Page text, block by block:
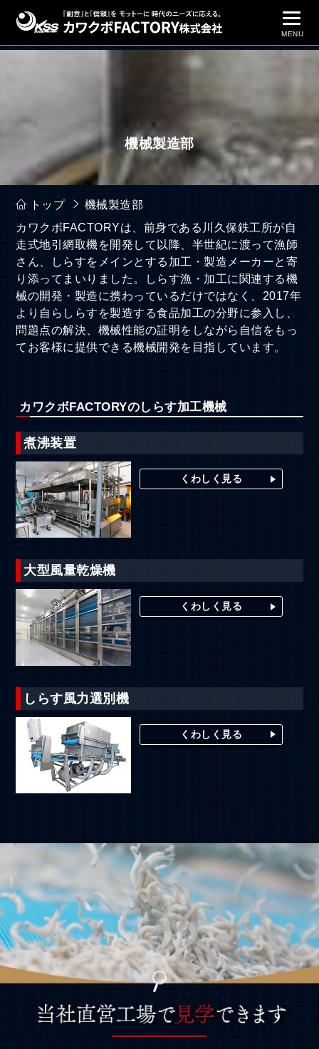
機械製造部
トップ
機械製造部
カワクボFACTORYは、前身である川久保鉄工所が自
走式地引網取機を開発して以降、半世紀に渡って漁師
さん、しらすをメインとする加工・製造メーカーと寄
り添ってまいりました。しらす漁・加工に関連する機
械の開発・製造に携わっているだけではなく、2017年
より自らしらすを製造する食品加工の分野に参入し、
問題点の解決、機械性能の証明をしながら自信をもっ
てお客様に提供できる機械開発を目指しています。
カワクボFACTORYのしらす加工機械
煮沸装置
くわしく見る
大型風量乾燥機
くわしく見る
しらす風力選別機
くわしく見る
MENU
機械製造部
会社概要
工場見学
お買い物
お問い合わせ